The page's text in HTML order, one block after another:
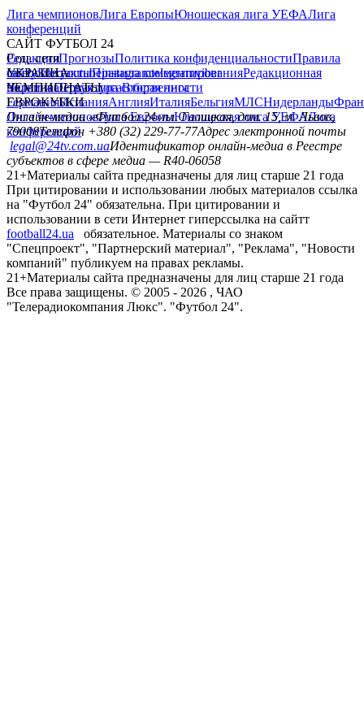
Лига чемпионовЛига ЕвропыЮношеская лига УЕФАЛига
конференций
САЙТ ФУТБОЛ 24
РедакцияПрогнозыПолитика конфиденциальностиПравила
сайтуКонтактыПравила комментированияРедакционная
политикаСтруктура собственности
Соц. сети
facebookxyoutubeinstagramtelegramviber
УКРАИНА
УкраинаПервая лигаВторая лига
ЧЕМПИОНАТЫ
ГерманияИспанияАнглияИталияБельгияМЛСНидерланды
ЕВРОКУБКИ
Лига чемпионовЛига ЕвропыЮношеская лига УЕФАЛига
конференций
Онлайн-медиа «Футбол 24»пл. Галицкая, дом. 15, м. Львов,
79008Телефон +380 (32) 229-77-77Адрес электронной почты
legal@24tv.com.uaИдентификатор онлайн-медиа в Реестре
субъектов в сфере медиа — R40-06058
21+Материалы сайта предназначены для лиц старше 21 года
При цитировании и использовании любых материалов ссылка
на "Футбол 24" обязательна. При цитировании и
использовании в сети Интернет гиперссылка на сайтт
football24.ua
обязательное. Материалы со знаком
"Спецпроект", "Партнерский материал", "Реклама", "Новости
компаний" публикуем на правах рекламы.
21+Материалы сайта предназначены для лиц старше 21 года
Все права защищены. © 2005 - 2026 , ЧАО
"Телерадиокомпания Люкс". "Футбол 24".